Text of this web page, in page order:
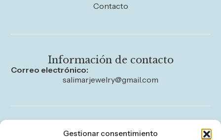
Gestionar consentimiento
Contacto
Información de contacto
Correo electrónico:
salimarjewelry@gmail.com